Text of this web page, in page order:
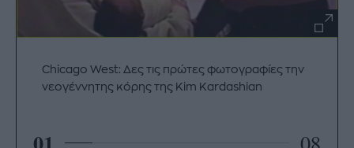
Chicago West: Δες τις πρώτες φωτογραφίες την
νεογέννητης κόρης της Kim Kardashian